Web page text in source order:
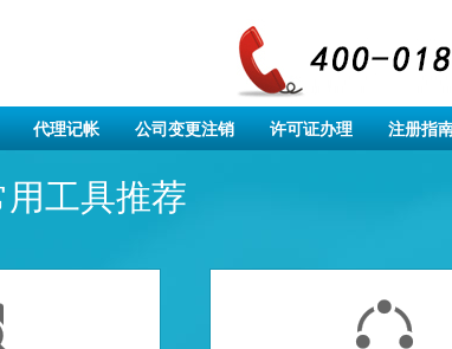
代理记帐 公司变更注销 许可证办理 注册指
工具推荐
